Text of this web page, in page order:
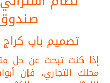
تصميم باب
إذا كنت تبحث عن حل
محلك التجاري، فإن